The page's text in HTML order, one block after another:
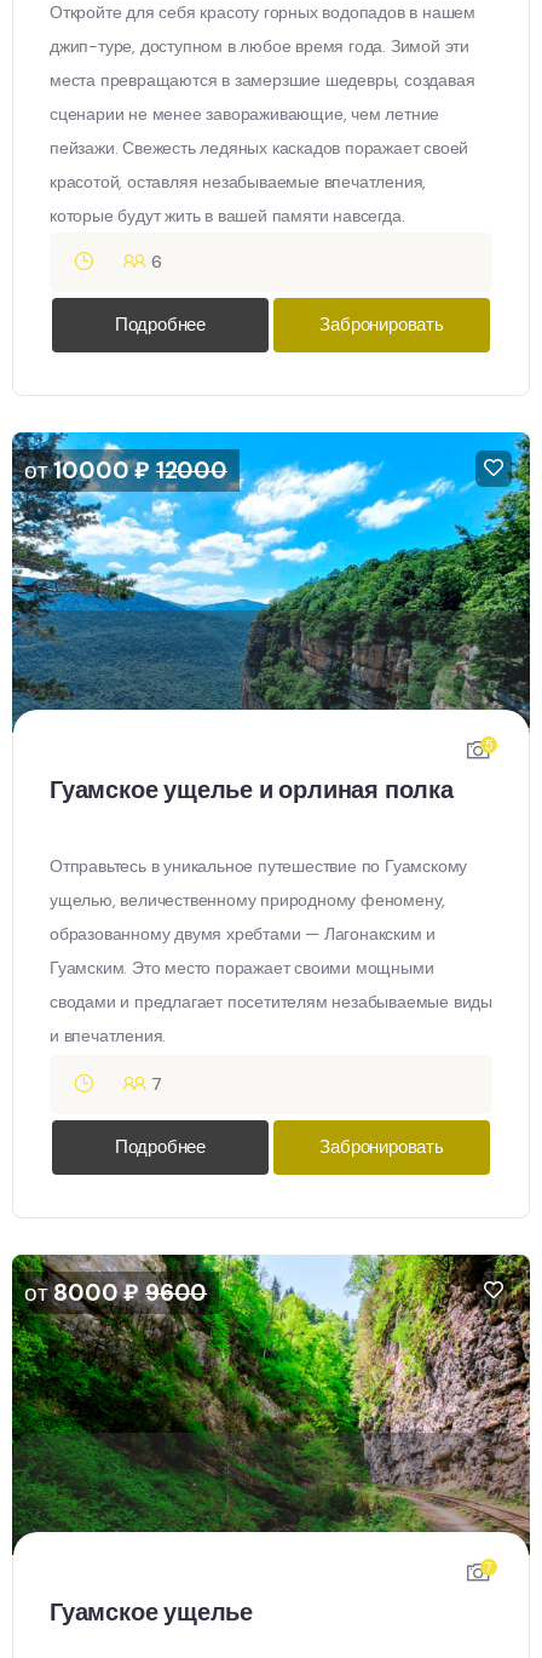
Откройте для себя красоту горных водопадов в нашем
джип-туре, доступном в любое время года. Зимой эти
места превращаются в замерзшие шедевры, создавая
сценарии не менее завораживающие, чем летние
пейзажи. Свежесть ледяных каскадов поражает своей
красотой, оставляя незабываемые впечатления,
которые будут жить в вашей памяти навсегда.
6
Подробнее Забронировать
от10000₽12000
5
Гуамское ущелье и орлиная полка
Отправьтесь в уникальное путешествие по Гуамскому
ущелью, величественному природному феномену,
образованному двумя хребтами — Лагонакским и
Гуамским. Это место поражает своими мощными
сводами и предлагает посетителям незабываемые виды
и впечатления.
7
Подробнее Забронировать
от8000₽9600
7
Гуамское ущелье